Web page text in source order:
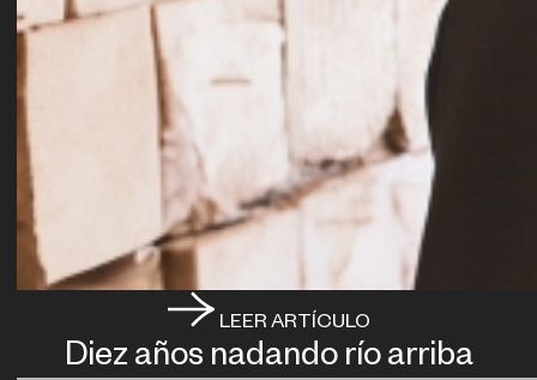
LEER ARTÍCULO
Diez años nadando río arriba